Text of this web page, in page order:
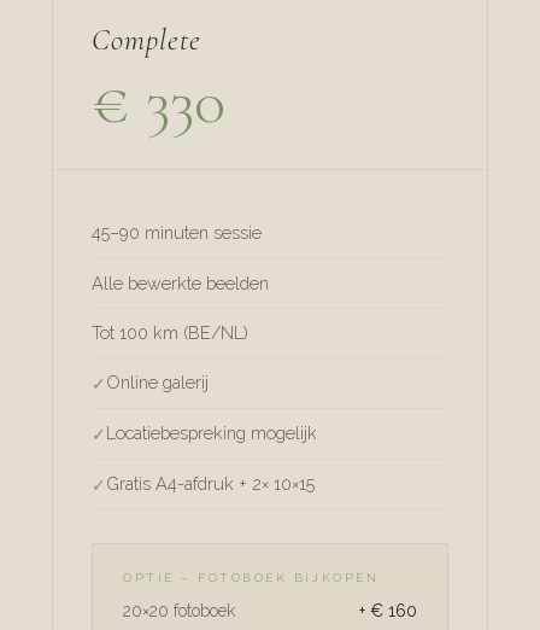
Complete
€ 330
45–90 minuten sessie
Alle bewerkte beelden
Tot 100 km (BE/NL)
Online galerij
Locatiebespreking mogelijk
Gratis A4-afdruk + 2× 10×15
OPTIE – FOTOBOEK BIJKOPEN
20×20 fotoboek + € 160